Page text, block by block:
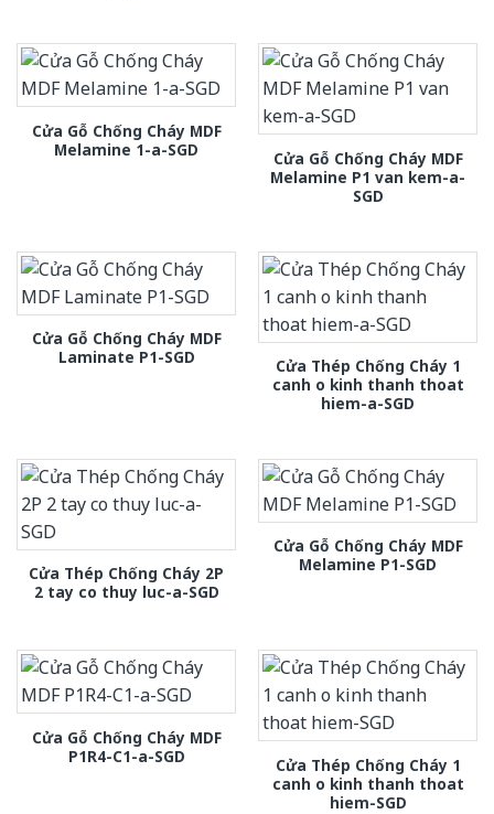
Cửa Gỗ Chống Cháy MDF
Melamine 1-a-SGD
Cửa Gỗ Chống Cháy MDF
Melamine P1 van kem-a-
SGD
Cửa Gỗ Chống Cháy MDF
Laminate P1-SGD
Cửa Thép Chống Cháy 1
canh o kinh thanh thoat
hiem-a-SGD
Cửa Thép Chống Cháy 2P
2 tay co thuy luc-a-SGD
Cửa Gỗ Chống Cháy MDF
Melamine P1-SGD
Cửa Gỗ Chống Cháy MDF
P1R4-C1-a-SGD
Cửa Thép Chống Cháy 1
canh o kinh thanh thoat
hiem-SGD